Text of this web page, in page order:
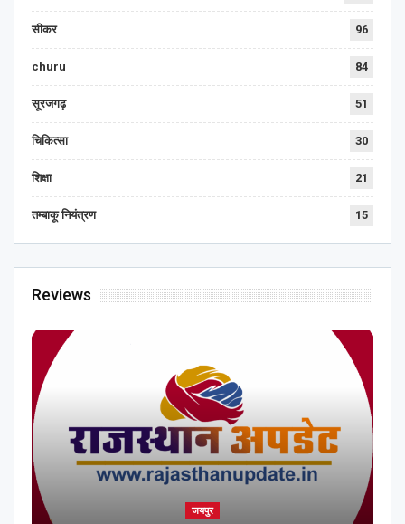
सीकर 96
churu 84
सूरजगढ़ 51
चिकित्सा 30
शिक्षा 21
तम्बाकू नियंत्रण 15
Reviews
जयपुर